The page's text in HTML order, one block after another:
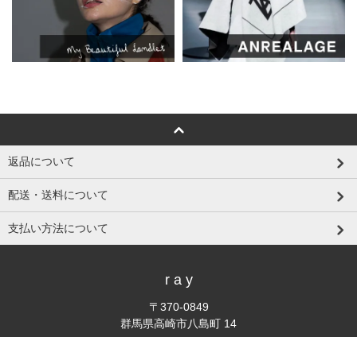
返品について
配送・送料について
支払い方法について
r a y
〒370-0849
群馬県高崎市八島町 14